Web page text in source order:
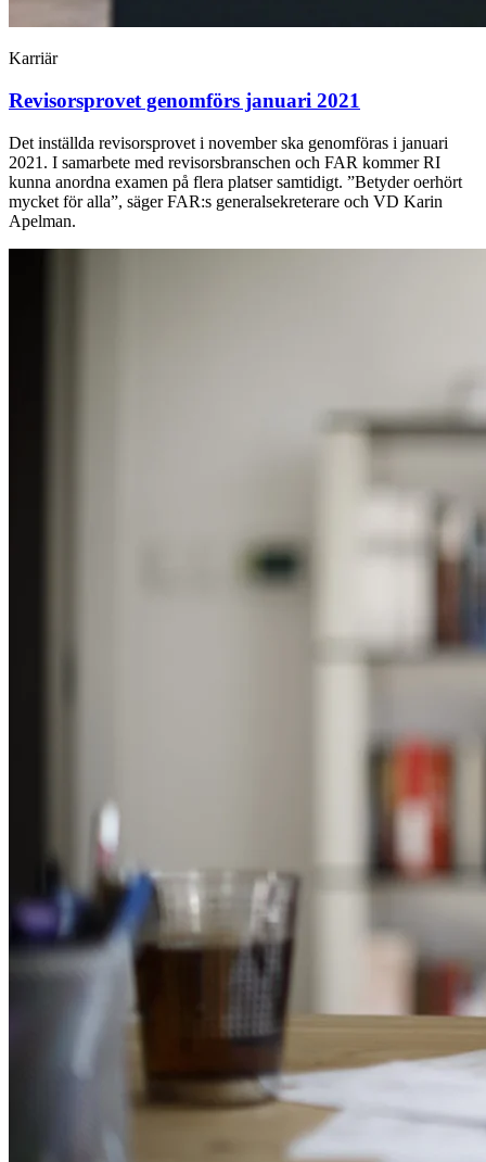
Karriär
Revisorsprovet genomförs januari 2021
Det inställda revisorsprovet i november ska genomföras i januari
2021. I samarbete med revisorsbranschen och FAR kommer RI
kunna anordna examen på flera platser samtidigt. ”Betyder oerhört
mycket för alla”, säger FAR:s generalsekreterare och VD Karin
Apelman.